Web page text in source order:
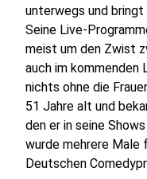
unterwegs und bringt
Seine Live-
meist um den Zwist
auch im kommenden
nichts ohne die
51 Jahre alt und
den er in seine
wurde mehrere Male
Deutschen